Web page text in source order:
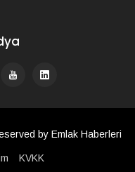
by Emlak Haberleri
KVKK